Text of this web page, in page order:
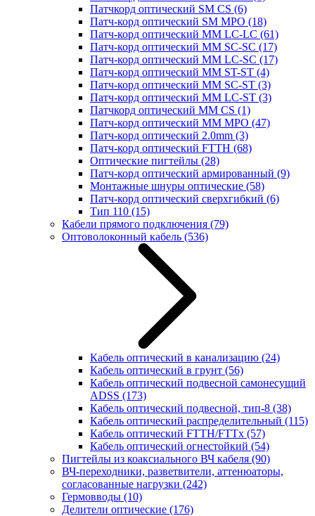
Патчкорд оптический SM CS (6)
Патч-корд оптический SM MPO (18)
Патч-корд оптический MM LC-LC (61)
Патч-корд оптический MM SC-SC (17)
Патч-корд оптический MM LC-SC (17)
Патч-корд оптический MM ST-ST (4)
Патч-корд оптический MM SC-ST (3)
Патч-корд оптический MM LC-ST (3)
Патчкорд оптический MM CS (1)
Патч-корд оптический MM MPO (47)
Патч-корд оптический 2.0mm (3)
Патч-корд оптический FTTH (68)
Оптические пигтейлы (28)
Патч-корд оптический армированный (9)
Монтажные шнуры оптические (58)
Патч-корд оптический сверхгибкий (6)
Тип 110 (15)
Кабели прямого подключения (79)
Оптоволоконный кабель (536)
Кабель оптический в канализацию (24)
Кабель оптический в грунт (56)
Кабель оптический подвесной самонесущий
ADSS (173)
Кабель оптический подвесной, тип-8 (38)
Кабель оптический распределительный (115)
Кабель оптический FTTH/FTTx (57)
Кабель оптический огнестойкий (54)
Пигтейлы из коаксиального ВЧ кабеля (90)
ВЧ-переходники, разветвители, аттенюаторы,
согласованные нагрузки (242)
Гермовводы (10)
Делители оптические (176)